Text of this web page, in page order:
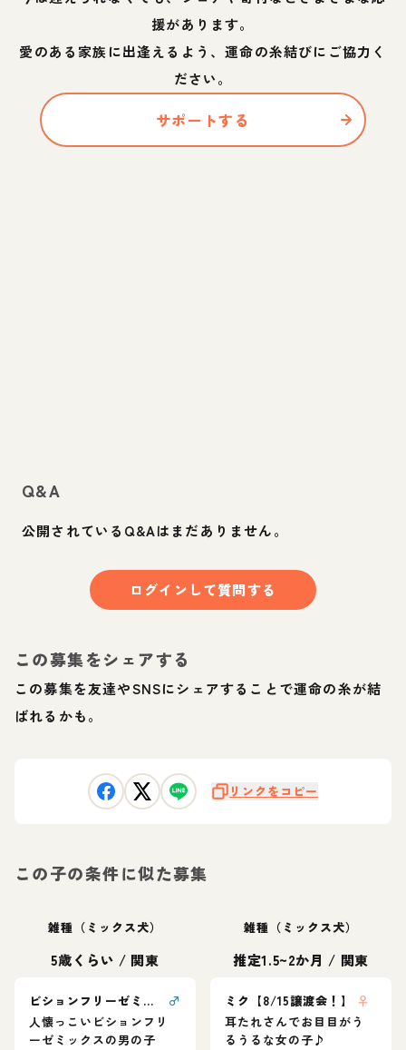
援があります。
愛のある家族に出逢えるよう、運命の糸結びにご協力く
ださい。
サポートする
Q&A
公開されているQ&Aはまだありません。
ログインして質問する
この募集をシェアする
この募集を友達やSNSにシェアすることで運命の糸が結
ばれるかも。
リンクをコピー
この子の条件に似た募集
雑種（ミックス犬）
5歳くらい / 関東
ビションフリーゼミックスのまっしゅくん
♂
人懐っこいビションフリ
ーゼミックスの男の子
雑種（ミックス犬）
推定1.5~2か月 / 関東
ミク【8/15譲渡会！】
♀
耳たれさんでお目目がう
るうるな女の子♪